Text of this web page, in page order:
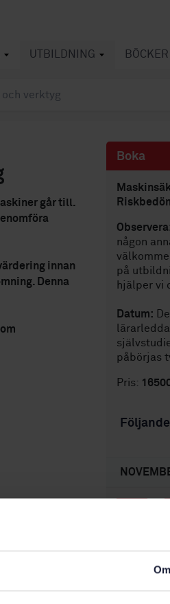
Om
UTBILDNING
går till.
innan
Denna
övningar vi
Boka
någon
på
hjälper vi
Datum:
påbörjas
Pris: